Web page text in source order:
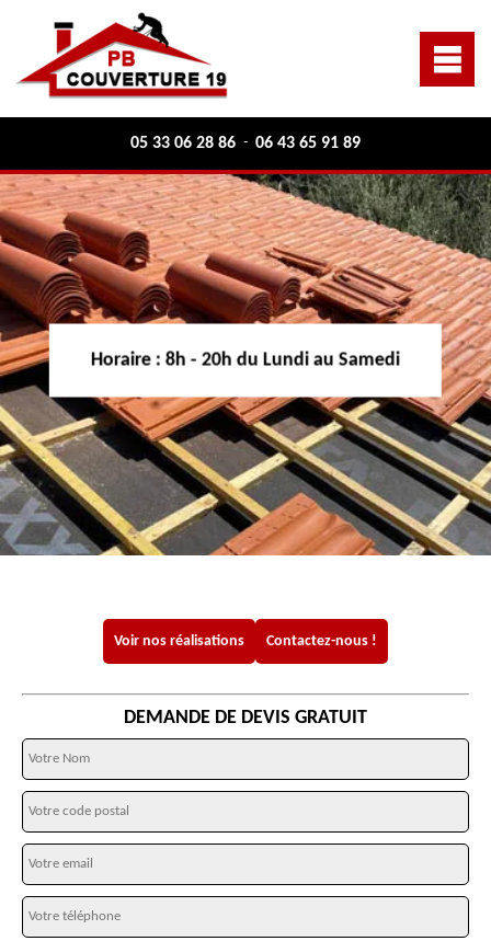
05 33 06 28 86 - 06 43 65 91 89
Horaire : 8h - 20h du Lundi au Samedi
Voir nos réalisations Contactez-nous !
DEMANDE DE DEVIS GRATUIT